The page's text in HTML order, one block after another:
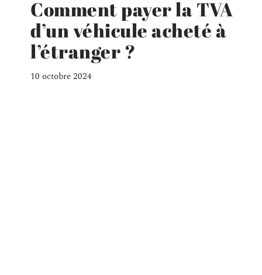
Comment payer la TVA
d’un véhicule acheté à
l’étranger ?
10 octobre 2024